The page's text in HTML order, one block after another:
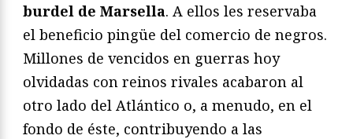
burdel de Marsella. A ellos les reservaba
el beneficio pingüe del comercio de negros.
Millones de vencidos en guerras hoy
olvidadas con reinos rivales acabaron al
otro lado del Atlántico o, a menudo, en el
fondo de éste, contribuyendo a las